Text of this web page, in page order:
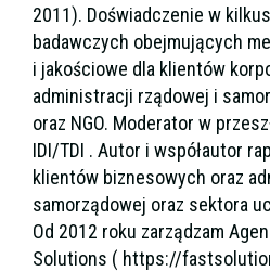
2011). Doświadczenie w
badawczych obejmujących
i jakościowe dla klientów
administracji rządowej i
oraz NGO. Moderator w
IDI/TDI . Autor i współautor
klientów biznesowych oraz
samorządowej oraz sektora
Od 2012 roku zarządzam
Solutions ( https://